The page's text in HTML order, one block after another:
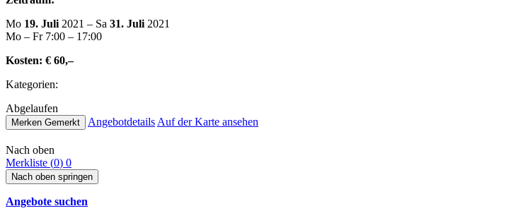
Mo 19. Juli 2021 – Sa 31. Juli 2021
Mo – Fr 7:00 – 17:00
Kosten: € 60,–
Kate­go­rien:
Abge­lau­fen
Merken Gemerkt Ange­botde­tails Auf der Karte ansehen
Nach oben
Merkliste (0) 0
Nach oben springen
Angebote suchen